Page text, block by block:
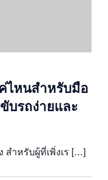
ไหนสำหรับมือ
บรถง่ายและ
ำหรับผู้ที่เพิ่งเร […]